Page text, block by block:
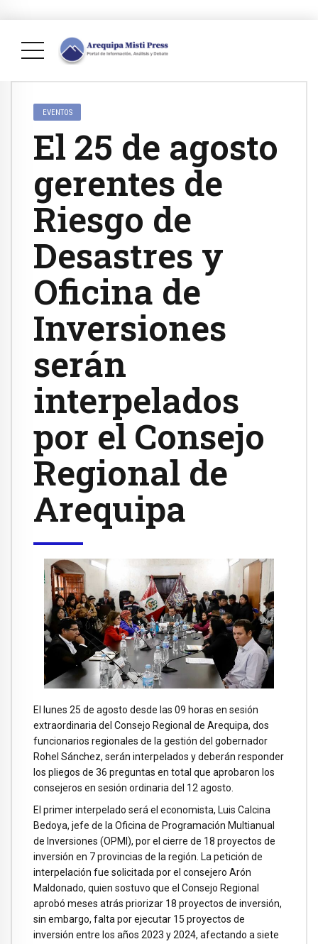
EVENTOS
El 25 de agosto
gerentes de
Riesgo de
Desastres y
Oficina de
Inversiones
serán
interpelados
por el Consejo
Regional de
Arequipa
El lunes 25 de agosto desde las 09 horas en sesión
extraordinaria del Consejo Regional de Arequipa, dos
funcionarios regionales de la gestión del gobernador
Rohel Sánchez, serán interpelados y deberán responder
los pliegos de 36 preguntas en total que aprobaron los
consejeros en sesión ordinaria del 12 agosto.
El primer interpelado será el economista, Luis Calcina
Bedoya, jefe de la Oficina de Programación Multianual
de Inversiones (OPMI), por el cierre de 18 proyectos de
inversión en 7 provincias de la región. La petición de
interpelación fue solicitada por el consejero Arón
Maldonado, quien sostuvo que el Consejo Regional
aprobó meses atrás priorizar 18 proyectos de inversión,
sin embargo, falta por ejecutar 15 proyectos de
inversión entre los años 2023 y 2024, afectando a siete